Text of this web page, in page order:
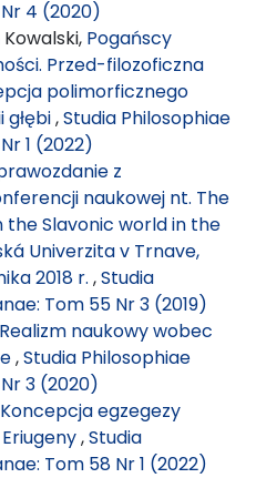
4 (2020)
Pogańscy
Przed-filozoficzna
polimorficznego
głębi,Studia Philosophiae
1 (2022)
z
naukowej nt. The
Slavonic world in the
Univerzita v Trnave,
2018 r. ,Studia
Tom 55 Nr 3 (2019)
Realizm naukowy wobec
,Studia Philosophiae
3 (2020)
Koncepcja egzegezy
,Studia
Tom 58 Nr 1 (2022)